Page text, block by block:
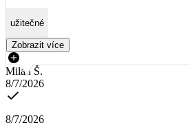
užitečné
Zobrazit více
Milan Š.
8/7/2026
8/7/2026